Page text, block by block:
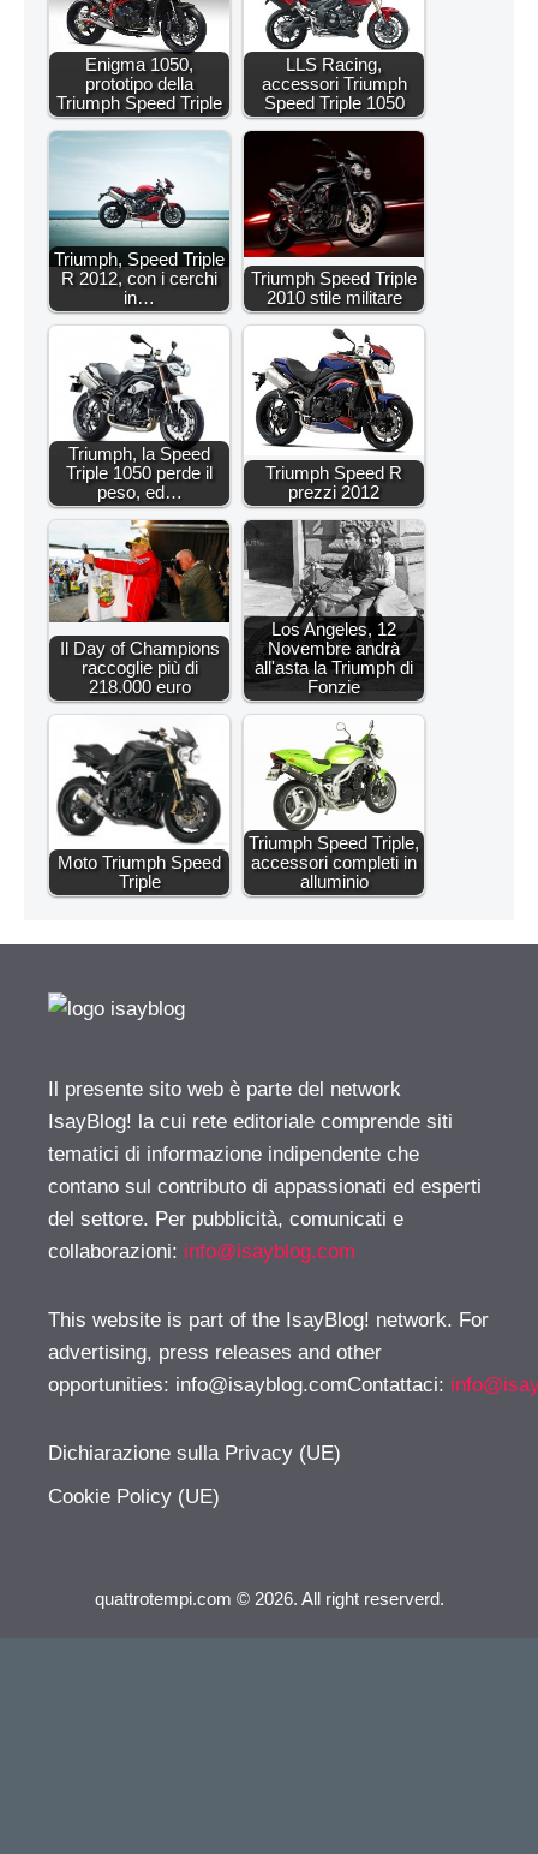
Enigma 1050,
prototipo della
Triumph Speed Triple
LLS Racing,
accessori Triumph
Speed Triple 1050
Triumph, Speed Triple
R 2012, con i cerchi
in…
Triumph Speed Triple
2010 stile militare
Triumph, la Speed
Triple 1050 perde il
peso, ed…
Triumph Speed R
prezzi 2012
Il Day of Champions
raccoglie più di
218.000 euro
Los Angeles, 12
Novembre andrà
all'asta la Triumph di
Fonzie
Moto Triumph Speed
Triple
Triumph Speed Triple,
accessori completi in
alluminio
Il presente sito web è parte del network
IsayBlog! la cui rete editoriale comprende siti
tematici di informazione indipendente che
contano sul contributo di appassionati ed esperti
del settore. Per pubblicità, comunicati e
collaborazioni: info@isayblog.com
This website is part of the IsayBlog! network. For
advertising, press releases and other
opportunities: info@isayblog.comContattaci:
Dichiarazione sulla Privacy (UE)
Cookie Policy (UE)
quattrotempi.com © 2026. All right reserverd.